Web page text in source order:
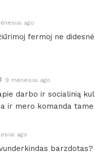
ago
fermoj ne
9 mėnesiai ago
darbo ir socialinią
ir mero komanda
ago
barzdotas?